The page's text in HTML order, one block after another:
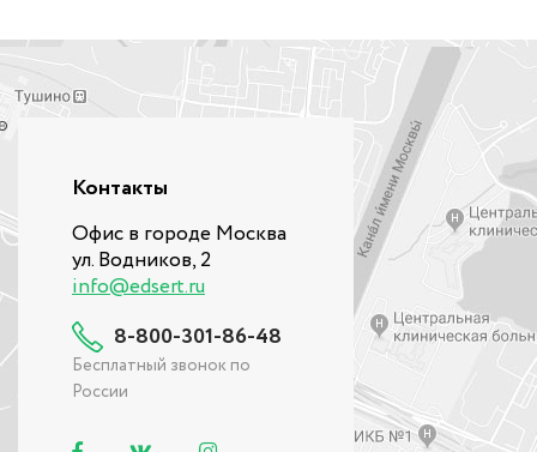
Контакты
Офис в городе Москва
ул. Водников, 2
info@edsert.ru
8-800-301-86-48
Бесплатный звонок по
России